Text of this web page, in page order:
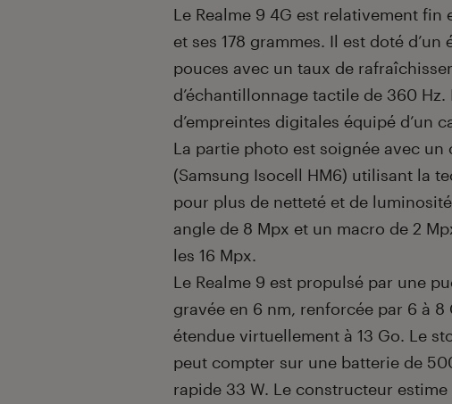
Le Realme 9 4G est relativement fin
et ses 178 grammes. Il est doté d’un
pouces avec un taux de
d’échantillonnage tactile de 360
d’empreintes digitales équipé d’un
La partie photo est soignée avec
(Samsung Isocell HM6) utilisant la
pour plus de netteté et de
angle de 8 Mpx et un macro de 2
les 16 Mpx.
Le Realme 9 est propulsé par une
gravée en 6 nm, renforcée par 6 à
étendue virtuellement à 13 Go. Le
peut compter sur une batterie de
rapide 33 W. Le constructeur